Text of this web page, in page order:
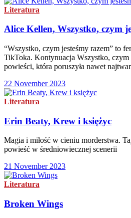
Literatura
Alice Kellen, Wszystko, czym
“Wszystko, czym jesteśmy razem” to
TikToka. Kontynuacja Wszystko,
powieści, która poruszyła nawet
22 November 2023
Literatura
Erin Beaty, Krew i księżyc
Magia i miłość w cieniu morderstwa.
powieść w średniowiecznej scenerii
21 November 2023
Literatura
Broken Wings